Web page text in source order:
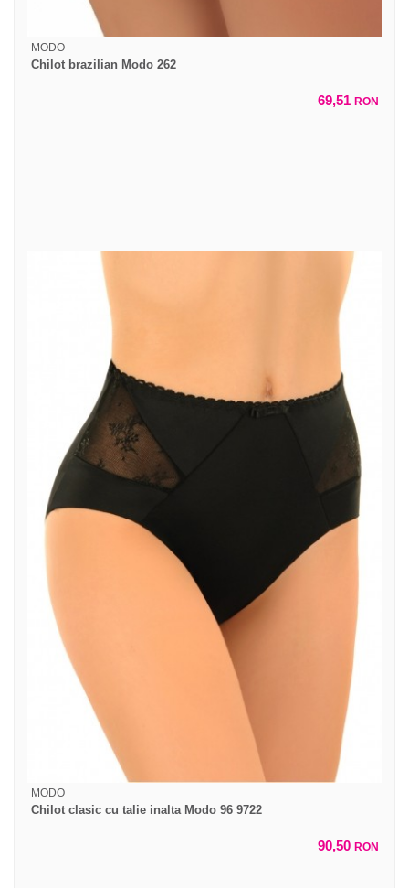
MODO
Chilot brazilian Modo 262
69,51 RON
MODO
Chilot clasic cu talie inalta Modo 96 9722
90,50 RON